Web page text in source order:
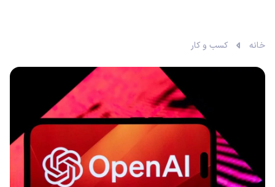
خانه کسب و کار